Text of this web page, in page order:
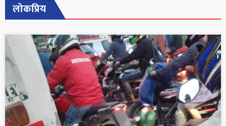
लोकप्रिय